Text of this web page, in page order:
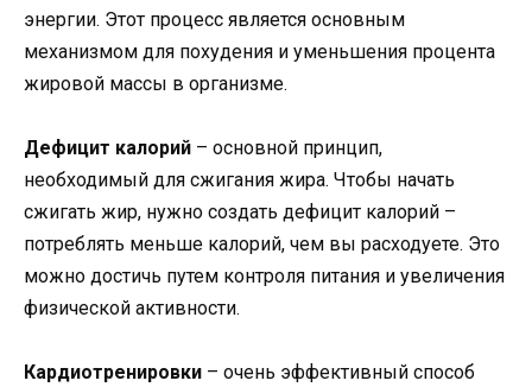
энергии. Этот процесс является основным
механизмом для похудения и уменьшения процента
жировой массы в организме.
Дефицит калорий – основной принцип,
необходимый для сжигания жира. Чтобы начать
сжигать жир, нужно создать дефицит калорий –
потреблять меньше калорий, чем вы расходуете. Это
можно достичь путем контроля питания и увеличения
физической активности.
Кардиотренировки – очень эффективный способ